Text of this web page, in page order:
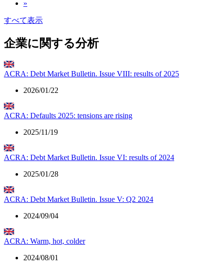
»
すべて表示
企業に関する分析
ACRA: Debt Market Bulletin. Issue VIII: results of 2025
2026/01/22
ACRA: Defaults 2025: tensions are rising
2025/11/19
ACRA: Debt Market Bulletin. Issue VI: results of 2024
2025/01/28
ACRA: Debt Market Bulletin. Issue V: Q2 2024
2024/09/04
ACRA: Warm, hot, colder
2024/08/01